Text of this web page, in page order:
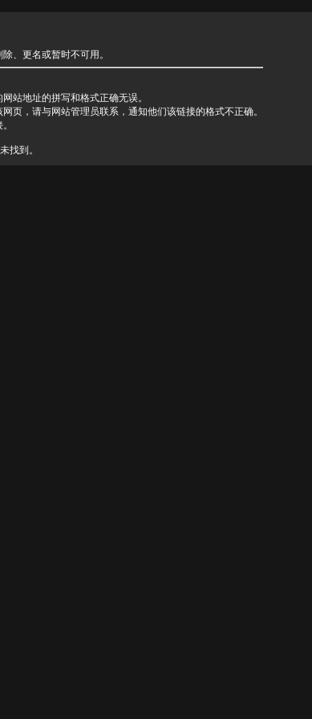
、更名或暂时不可用。
站地址的拼写和格式正确无误。
页，请与网站管理员联系，通知他们该链接的格式不正确。
找到。